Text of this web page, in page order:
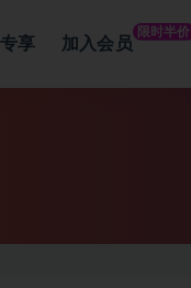
享 加入会员
限时半价